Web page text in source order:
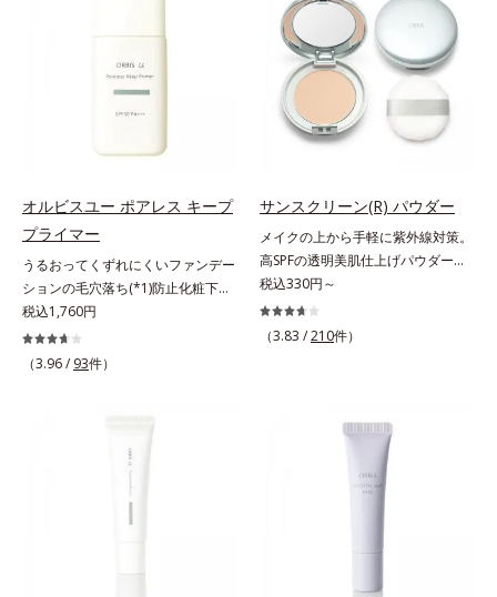
オルビスユー ポアレス キープ
プライマー
うるおってくずれにくいファンデー
ションの毛穴落ち(*1)防止化粧下
地。ファンデーションの毛穴落ち
(*1)防止化粧下地です。毛穴
1/10000サイズのマイクロカバー成
ファンデが毛穴に落ちる隙をつくら
ず、メイクのりがUPします。水分
と皮脂のバランスを整え、乾燥＆ベ
タつきレスに。さらに毛穴周りの肌
にうるおいを与え、キュッと引き締
税込1,760円
（3.96 / 93件）
サンスクリーン(R) パウダー
メイクの上から手軽に紫外線対策。
高SPFの透明美肌仕上げパウダー。
メイクの上から手を汚さずに紫外線
対策ができるUVカットパウダーで
す。“素肌のようななめらかな軽
上からササッとUVカットとお直し
が同時にできるお役立ちアイテムで
す。毛穴や色ムラをカバーしながら
も、素肌のような透明美肌を叶える
ールをかけるようにカバー。さらに
税込330円～
（3.83 /210件）